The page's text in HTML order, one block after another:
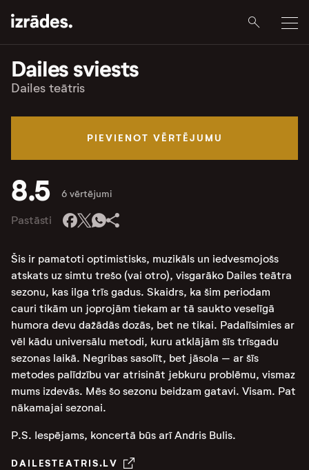
Dailes sviests
Dailes teātris
PIEVIENOT VĒRTĒJUMU
8.5 6 vērtējumi
Pastāsti
Šis ir pamatoti optimistisks, muzikāls un iedvesmojošs
atskats uz simtu trešo (vai otro), visgarāko Dailes teātra
sezonu, kas ilga trīs gadus. Skaidrs, ka šim periodam
cauri tikām un joprojām tiekam ar tā saukto veselīgā
humora devu dažādās dozās, bet ne tikai. Padalīsimies ar
vēl kādu universālu metodi, kuru atklājām šīs trīsgadu
sezonas laikā. Negribas sasolīt, bet jāsola – ar šīs
metodes palīdzību var atrisināt jebkuru problēmu, vismaz
mums izdevās. Mēs šo sezonu beidzam gatavi. Visam. Pat
nākamajai sezonai.
P.S. Iespējams, koncertā būs arī Andris Bulis.
DAILESTEATRIS.LV